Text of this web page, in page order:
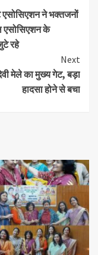
एसोसिएशन ने भक्तजनों
एसोसिएशन के
रहे
Next
मेले का मुख्य गेट, बड़ा
हादसा होने से बचा